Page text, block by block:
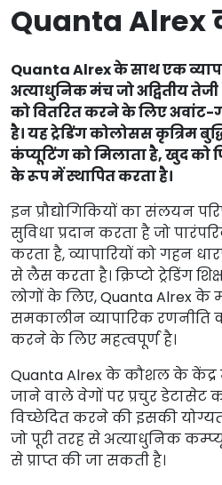
Quanta Alrex
Quanta Alrex के साथ एक
अत्याधुनिक मंच जो अद्वितीय
को वितरित करने के लिए अवांट-
है। यह ट्रेडिंग कोलोसस कृत्रिम
कंप्यूटिंग को मिलाता है, खुद को
के रूप में स्थापित करता है।
इन प्रौद्योगिकियों का संलयन
सुविधा प्रदान करता है जो
करता है, व्यापारियों को गहन
से लैस करता है। क्रिप्टो ट्रेडिंग
लोगों के लिए, Quanta Alrex के
समकालीन व्यापारिक
करने के लिए महत्वपूर्ण है।
Quanta Alrex के कौशल के
जाने वाले वेगों पर प्रचुर
विच्छेदित करने की इसकी
जो पूरी तरह से अत्याधुनिक
से प्राप्त की जा सकती है।